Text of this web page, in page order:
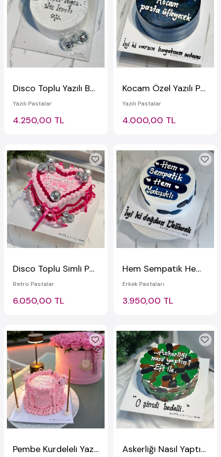
Disco Toplu Yazılı Beyaz Pasta
Yazılı Pastalar
4.250,00 TL
Kocam Özel Yazılı Pasta
Yazılı Pastalar
4.000,00 TL
Disco Toplu Simli Pasta
Retro Pastalar
6.050,00 TL
Hem Sempatik Hem Yakışıklı Şeritli Yazılı Pasta
Erkek Pastaları
3.950,00 TL
Pembe Kurdeleli Yazılı Pasta Askerliği Nasıl Yaptın? Pastası